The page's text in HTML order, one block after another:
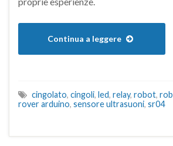
Continua a leggere
cingolato, cingoli, led, relay, robot,
rover arduino, sensore ultrasuoni, sr04